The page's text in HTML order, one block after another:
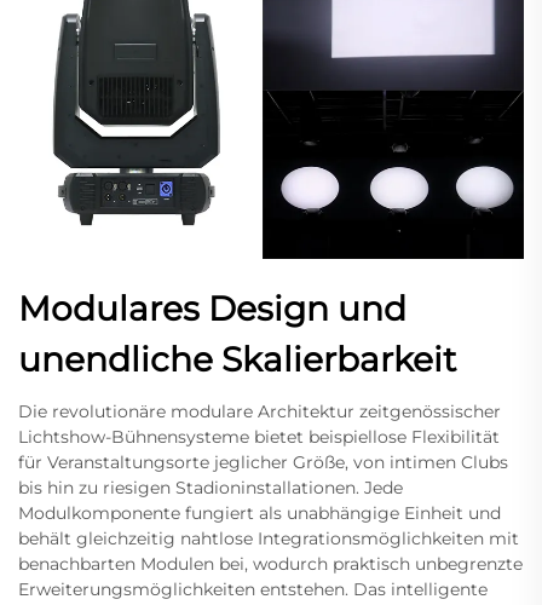
Modulares Design und
unendliche Skalierbarkeit
Die revolutionäre modulare Architektur zeitgenössischer
Lichtshow-Bühnensysteme bietet beispiellose Flexibilität
für Veranstaltungsorte jeglicher Größe, von intimen Clubs
bis hin zu riesigen Stadioninstallationen. Jede
Modulkomponente fungiert als unabhängige Einheit und
behält gleichzeitig nahtlose Integrationsmöglichkeiten mit
benachbarten Modulen bei, wodurch praktisch unbegrenzte
Erweiterungsmöglichkeiten entstehen. Das intelligente